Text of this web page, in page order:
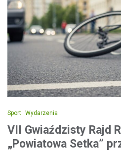
Sport Wydarzenia
VII Gwiaździsty Rajd
„Powiatowa Setka”